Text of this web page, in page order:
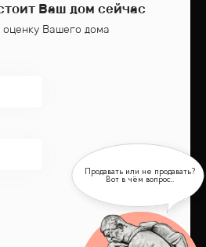
Ваш дом сейчас
Вашего дома